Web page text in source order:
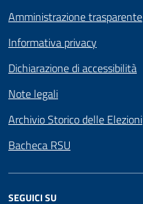
Amministrazione trasparente
Informativa privacy
Dichiarazione di accessibilità
Note legali
Archivio Storico delle Elezioni
Bacheca RSU
SEGUICI SU